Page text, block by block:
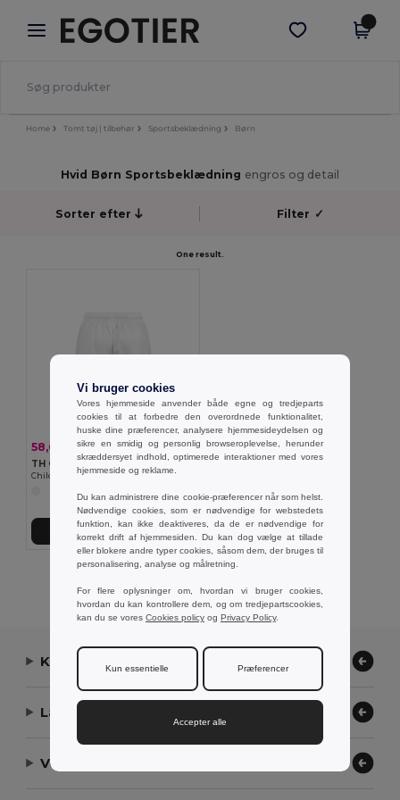
× Egotier-app
Bedre priser i appen!
Hent app
Home Tomt tøj | tilbehør Sportsbeklædning Børn
Hvid Børn Sportsbeklædning engros og detail
Sorter efter Filter ✓
One result.
58,64 kr68,46 kr -14%
TH Clothes 30297
Children's sports shorts
Kontakt os
Lad os hjælpe
Vores virksomhed
Vi bruger cookies
Vores hjemmeside anvender både egne og tredjeparts
cookies til at forbedre den overordnede funktionalitet,
huske dine præferencer, analysere hjemmesideydelsen og
sikre en smidig og personlig browseroplevelse, herunder
skræddersyet indhold, optimerede interaktioner med vores
hjemmeside og reklame.
Du kan administrere dine cookie-præferencer når som helst.
Nødvendige cookies, som er nødvendige for webstedets
funktion, kan ikke deaktiveres, da de er nødvendige for
korrekt drift af hjemmesiden. Du kan dog vælge at tillade
eller blokere andre typer cookies, såsom dem, der bruges til
personalisering, analyse og målretning.
For flere oplysninger om, hvordan vi bruger cookies,
hvordan du kan kontrollere dem, og om tredjepartscookies,
kan du se vores Cookies policy og Privacy Policy.
Kun essentielle Præferencer
Accepter alle